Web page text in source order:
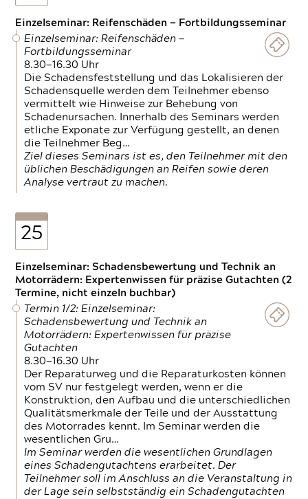
Einzelseminar: Reifenschäden — Fortbildungsseminar
Einzelseminar: Reifenschäden —
Fortbildungsseminar
8.30—16.30 Uhr
Die Schadensfeststellung und das Lokalisieren der
Schadensquelle werden dem Teilnehmer ebenso
vermittelt wie Hinweise zur Behebung von
Schadenursachen. Innerhalb des Seminars werden
etliche Exponate zur Verfügung gestellt, an denen
die Teilnehmer Beg…
Ziel dieses Seminars ist es, den Teilnehmer mit den
üblichen Beschädigungen an Reifen sowie deren
Analyse vertraut zu machen.
25
Einzelseminar: Schadensbewertung und Technik an
Motorrädern: Expertenwissen für präzise Gutachten (2
Termine, nicht einzeln buchbar)
Termin 1/2: Einzelseminar:
Schadensbewertung und Technik an
Motorrädern: Expertenwissen für präzise
Gutachten
8.30—16.30 Uhr
Der Reparaturweg und die Reparaturkosten können
vom SV nur festgelegt werden, wenn er die
Konstruktion, den Aufbau und die unterschiedlichen
Qualitätsmerkmale der Teile und der Ausstattung
des Motorrades kennt. Im Seminar werden die
wesentlichen Gru…
Im Seminar werden die wesentlichen Grundlagen
eines Schadengutachtens erarbeitet. Der
Teilnehmer soll im Anschluss an die Veranstaltung in
der Lage sein selbstständig ein Schadengutachten